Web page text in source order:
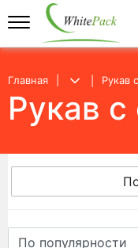
Главная Рукав
Рукав